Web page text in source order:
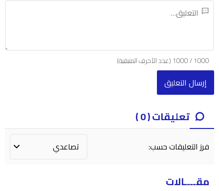
1000
/
1000(عدد الأحرف المتبقية)
تعليقات ( 0 )
فرز التعليقات حسب:
مقــــالات